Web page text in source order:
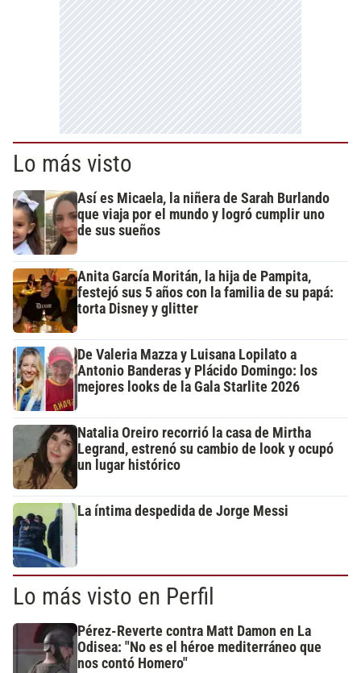
Lo más visto
Así es Micaela, la niñera de Sarah Burlando
que viaja por el mundo y logró cumplir uno
de sus sueños
Anita García Moritán, la hija de Pampita,
festejó sus 5 años con la familia de su papá:
torta Disney y glitter
De Valeria Mazza y Luisana Lopilato a
Antonio Banderas y Plácido Domingo: los
mejores looks de la Gala Starlite 2026
Natalia Oreiro recorrió la casa de Mirtha
Legrand, estrenó su cambio de look y ocupó
un lugar histórico
La íntima despedida de Jorge Messi
Lo más visto en Perfil
Pérez-Reverte contra Matt Damon en La
Odisea: "No es el héroe mediterráneo que
nos contó Homero"